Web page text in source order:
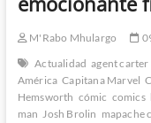
M'Rabo Mhulargo
Actualidad agent carter
América Capitana Marvel
Hemsworth cómic comics
man Josh Brolin mapache